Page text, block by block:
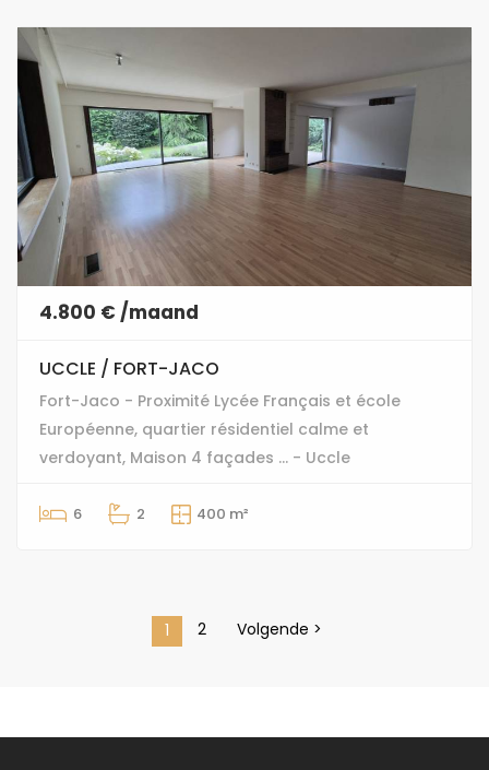
4.800 € /maand
UCCLE / FORT-JACO
Fort-Jaco - Proximité Lycée Français et école
Européenne, quartier résidentiel calme et
verdoyant, Maison 4 façades ... - Uccle
6 2 400 m²
1 2 Volgende >